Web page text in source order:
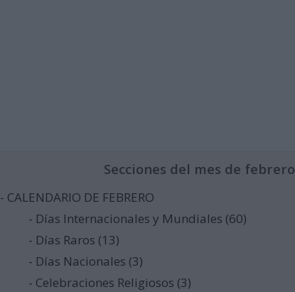
Secciones del mes de febrero
- CALENDARIO DE FEBRERO
- Días Internacionales y Mundiales (60)
- Días Raros (13)
- Días Nacionales (3)
- Celebraciones Religiosos (3)